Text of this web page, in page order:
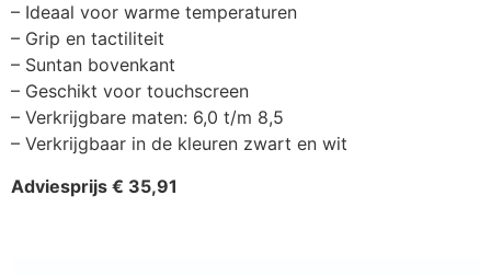
– Ideaal voor warme temperaturen
– Grip en tactiliteit
– Suntan bovenkant
– Geschikt voor touchscreen
– Verkrijgbare maten: 6,0 t/m 8,5
– Verkrijgbaar in de kleuren zwart en wit
Adviesprijs € 35,91